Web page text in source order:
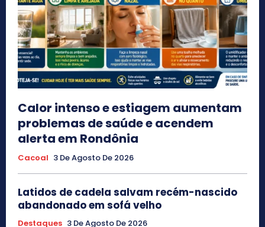
Calor intenso e estiagem aumentam
problemas de saúde e acendem
alerta em Rondônia
Cacoal 3 De Agosto De 2026
Latidos de cadela salvam recém-nascido
abandonado em sofá velho
Destaques 3 De Agosto De 2026